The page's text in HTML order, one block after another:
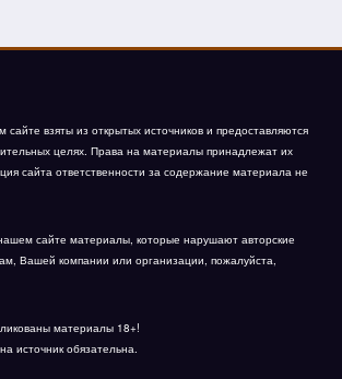
взяты из открытых источников и предоставляются
целях. Права на материалы принадлежат их
сайта ответственности за содержание материала не
сайте материалы, которые нарушают авторские
Вашей компании или организации, пожалуйста,
материалы 18+!
источник обязательна.